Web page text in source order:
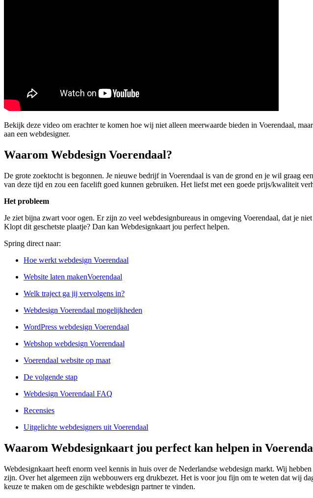
Bekijk deze video om erachter te komen hoe wij niet alleen meerwaarde bieden in Voerendaal,
aan een webdesigner.
Waarom Webdesign Voerendaal?
De grote zoektocht is begonnen. Je nieuwe bedrijf in Voerendaal is van de grond en je wil graag
van deze tijd en zou een facelift goed kunnen gebruiken. Het liefst met een goede prijs/kwaliteit
Het probleem
Je ziet bijna zwart voor ogen. Er zijn zo veel webdesignbureaus in omgeving Voerendaal, dat je
Klopt dit geschetste plaatje? Dan kan Webdesignkaart jou perfect helpen.
Spring direct naar:
Hoe werkt webdesign Voerendaal
Website laten makenVoerendaal
Welk traject ga jij vervolgens in?
Webdesign Voerendaal mogelijkheden
WordPress webdesign Voerendaal
Webshop webdesign Voerendaal
Voerendaal website op maat
De volgende stap
Webdesign Voerendaal FAQ
Recensies
Uitgelichte webdesigners uit Voerendaal
Waarom Webdesignkaart jou perfect kan helpen in
Webdesignkaart heeft enorm veel kennis in huis over de Nederlandse webdesign markt. Wij
zijn. Over het algemeen zijn webbouwers erg drukbezet. Het is voor jou fijn om te weten dat wij
keuze te maken om de geschikte webdesign partner te vinden.